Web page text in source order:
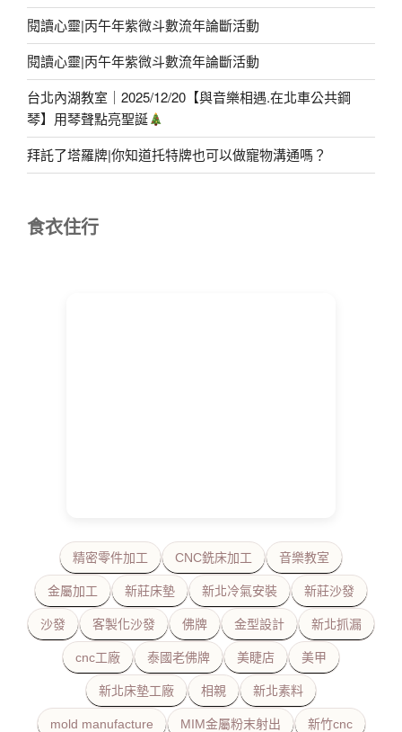
閱讀心靈|丙午年紫微斗數流年論斷活動
閱讀心靈|丙午年紫微斗數流年論斷活動
台北內湖教室｜2025/12/20【與音樂相遇.在北車公共鋼
琴】用琴聲點亮聖誕
拜託了塔羅牌|你知道托特牌也可以做寵物溝通嗎？
食衣住行
精密零件加工 CNC銑床加工 音樂教室
金屬加工 新莊床墊 新北冷氣安裝 新莊沙發
沙發 客製化沙發 佛牌 金型設計 新北抓漏
cnc工廠 泰國老佛牌 美睫店 美甲
新北床墊工廠 相親 新北素料
mold manufacture MIM金屬粉末射出 新竹cnc